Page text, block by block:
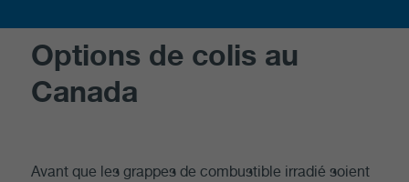
Options de colis au
Canada
Avant que les grappes de combustible irradié soient